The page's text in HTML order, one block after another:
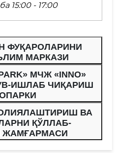
15:00 - 17:00
ФУҚАРОЛАРИНИ
МАРКАЗИ
МЧЖ «INNO»
ИШЛАБ ЧИҚАРИШ
ВА
ҚЎЛЛАБ-
ЖАМҒАРМАСИ